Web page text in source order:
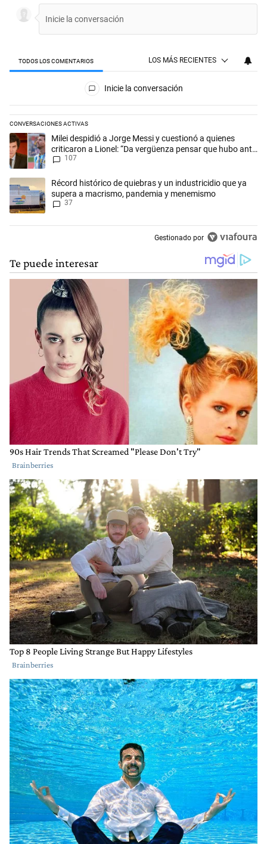
TODOS LOS COMENTARIOS LOS MÁS RECIENTES
Todos los comentarios
Inicie la conversación
CONVERSACIONES ACTIVAS
Este listado muestra los artículos con más comentarios en los
Un artículo de tendencia con el título "Milei despidió a Jorge Messi y
Milei despidió a Jorge Messi y cuestionó a quienes
criticaron a Lionel: “Da vergüenza pensar que hubo anti-
Messi”
107
Un artículo de tendencia con el título "Récord histórico de quiebras y
Récord histórico de quiebras y un industricidio que ya
supera a macrismo, pandemia y menemismo
37
Gestionado por